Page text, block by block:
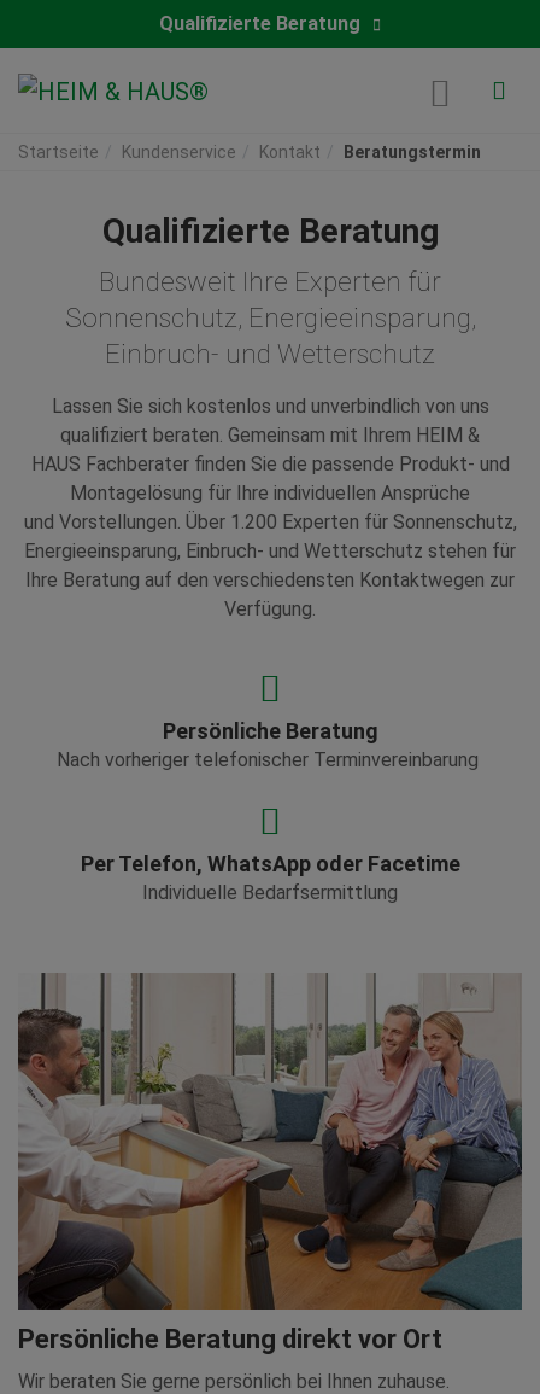
Qualifizierte Beratung
Startseite Kundenservice Kontakt Beratungstermin
Qualifizierte Beratung
Bundesweit Ihre Experten für
Sonnenschutz, Energieeinsparung,
Einbruch- und Wetterschutz
Lassen Sie sich kostenlos und unverbindlich von uns
qualifiziert beraten. Gemeinsam mit Ihrem HEIM &
HAUS Fachberater finden Sie die passende Produkt- und
Montagelösung für Ihre individuellen Ansprüche
und Vorstellungen. Über 1.200 Experten für Sonnenschutz,
Energieeinsparung, Einbruch- und Wetterschutz stehen für
Ihre Beratung auf den verschiedensten Kontaktwegen zur
Verfügung.
Persönliche Beratung
Nach vorheriger telefonischer Terminvereinbarung
Per Telefon, WhatsApp oder Facetime
Individuelle Bedarfsermittlung
Persönliche Beratung direkt vor Ort
Wir beraten Sie gerne persönlich bei Ihnen zuhause.